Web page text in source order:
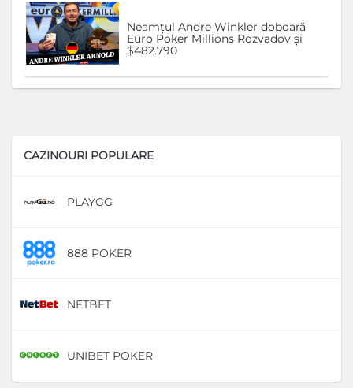
Neamțul Andre Winkler doboară
Euro Poker Millions Rozvadov și
$482.790
CAZINOURI POPULARE
PLAYGG
888 POKER
NETBET
UNIBET POKER